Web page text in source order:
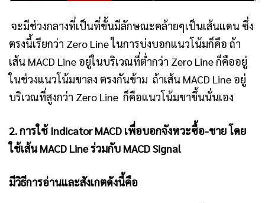
จะมีช่วงกลางที่เป็นที่ขั้นมีลักษณะคล้ายๆเป็นเส้นแดน ซึ่ง
ตรงนี้เรียกว่า Zero Line ในการบ่งบอกแนวโน้มก็คือ ถ้า
เส้น MACD Line อยู่ในบริเวณที่ต่ำกว่า Zero Line ก็คืออยู่
ในช่วงแนวโน้มขาลง ตรงกันข้าม ถ้าเส้น MACD Line อยู่
บริเวณที่สูงกว่า Zero Line ก็คือแนวโน้มขาขึ้นนั่นเอง
2. การใช้ Indicator MACD เพื่อบอกจังหวะซื้อ-ขาย โดย
ใช้เส้น MACD Line ร่วมกับ MACD Signal
มีวิธีการอ่านและสังเกตดังนี้คือ